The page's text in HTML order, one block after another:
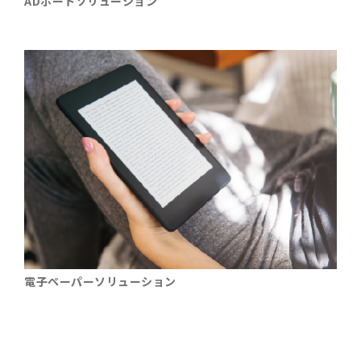
電子ペーパーソリューション